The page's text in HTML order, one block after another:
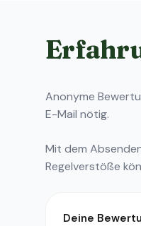
Anonyme
E-Mail nötig.
Mit dem
Regelverstöße
Deine